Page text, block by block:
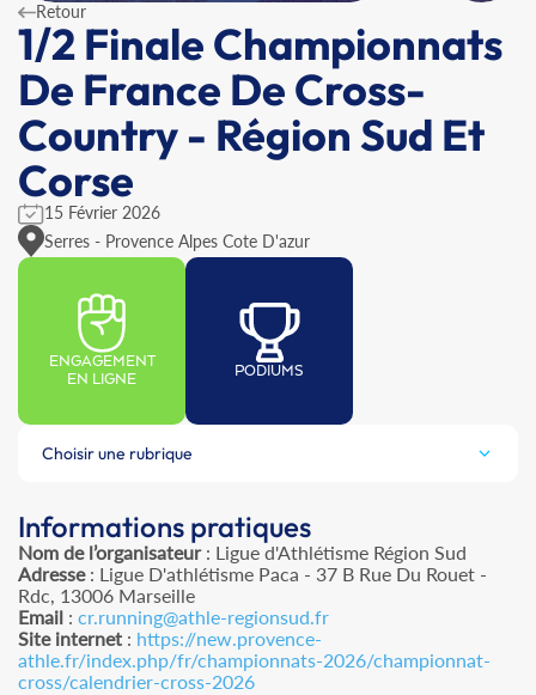
Retour
1/2 Finale Championnats
De France De Cross-
Country - Région Sud Et
Corse
15 Février 2026
Serres - Provence Alpes Cote D'azur
ENGAGEMENT
EN LIGNE
PODIUMS
Choisir une rubrique
Informations pratiques
Nom de l’organisateur: Ligue d'Athlétisme Région Sud
Adresse: Ligue D'athlétisme Paca - 37 B Rue Du Rouet -
Rdc, 13006 Marseille
Email : cr.running@athle-regionsud.fr
Site internet : https://new.provence-
athle.fr/index.php/fr/championnats-2026/championnat-
cross/calendrier-cross-2026